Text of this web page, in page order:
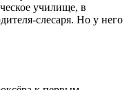
училище, в
слесаря. Но у него